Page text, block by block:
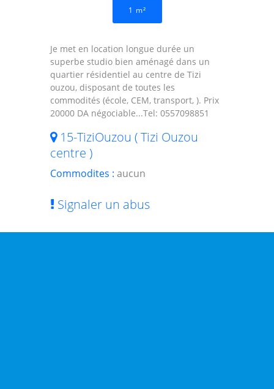
1 m²
Je met en location longue durée un
superbe studio bien aménagé dans un
quartier résidentiel au centre de Tizi
ouzou, disposant de toutes les
commodités (école, CEM, transport, ). Prix
20000 DA négociable...Tel: 0557098851
15-TiziOuzou ( Tizi Ouzou
centre )
Commodites :aucun
Signaler un abus